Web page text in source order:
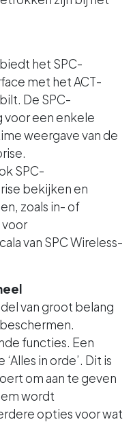
het SPC-
met het ACT-
De SPC-
een enkele
weergave van de
SPC-
bekijken en
zoals in- of
voor
van SPC Wireless-
van groot belang
functies. Een
in orde’. Dit is
om aan te geven
wordt
opties voor wat